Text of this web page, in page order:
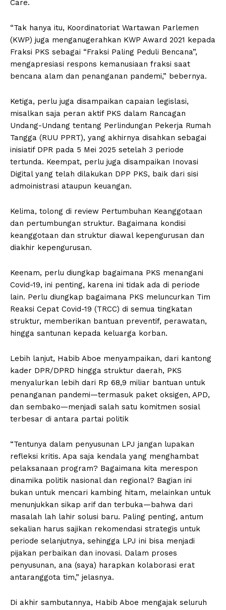
Care.
“Tak hanya itu, Koordinatoriat Wartawan Parlemen
(KWP) juga menganugerahkan KWP Award 2021 kepada
Fraksi PKS sebagai “Fraksi Paling Peduli Bencana”,
mengapresiasi respons kemanusiaan fraksi saat
bencana alam dan penanganan pandemi,” bebernya.
Ketiga, perlu juga disampaikan capaian legislasi,
misalkan saja peran aktif PKS dalam Rancagan
Undang-Undang tentang Perlindungan Pekerja Rumah
Tangga (RUU PPRT), yang akhirnya disahkan sebagai
inisiatif DPR pada 5 Mei 2025 setelah 3 periode
tertunda. Keempat, perlu juga disampaikan Inovasi
Digital yang telah dilakukan DPP PKS, baik dari sisi
admoinistrasi ataupun keuangan.
Kelima, tolong di review Pertumbuhan Keanggotaan
dan pertumbungan struktur. Bagaimana kondisi
keanggotaan dan struktur diawal kepengurusan dan
diakhir kepengurusan.
Keenam, perlu diungkap bagaimana PKS menangani
Covid-19, ini penting, karena ini tidak ada di periode
lain. Perlu diungkap bagaimana PKS meluncurkan Tim
Reaksi Cepat Covid-19 (TRCC) di semua tingkatan
struktur, memberikan bantuan preventif, perawatan,
hingga santunan kepada keluarga korban.
Lebih lanjut, Habib Aboe menyampaikan, dari kantong
kader DPR/DPRD hingga struktur daerah, PKS
menyalurkan lebih dari Rp 68,9 miliar bantuan untuk
penanganan pandemi—termasuk paket oksigen, APD,
dan sembako—menjadi salah satu komitmen sosial
terbesar di antara partai politik
“Tentunya dalam penyusunan LPJ jangan lupakan
refleksi kritis. Apa saja kendala yang menghambat
pelaksanaan program? Bagaimana kita merespon
dinamika politik nasional dan regional? Bagian ini
bukan untuk mencari kambing hitam, melainkan untuk
menunjukkan sikap arif dan terbuka—bahwa dari
masalah lah lahir solusi baru. Paling penting, antum
sekalian harus sajikan rekomendasi strategis untuk
periode selanjutnya, sehingga LPJ ini bisa menjadi
pijakan perbaikan dan inovasi. Dalam proses
penyusunan, ana (saya) harapkan kolaborasi erat
antaranggota tim,” jelasnya.
Di akhir sambutannya, Habib Aboe mengajak seluruh